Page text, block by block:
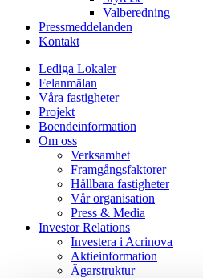
Valberedning
Pressmeddelanden
Kontakt
Lediga Lokaler
Felanmälan
Våra fastigheter
Projekt
Boendeinformation
Om oss
Verksamhet
Framgångsfaktorer
Hållbara fastigheter
Vår organisation
Press & Media
Investor Relations
Investera i Acrinova
Aktieinformation
Ägarstruktur